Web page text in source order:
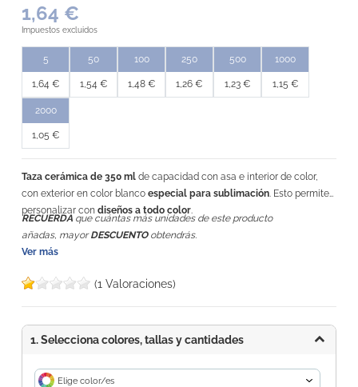
1,64 €
Impuestos excluidos
5
1,64 €
50
1,54 €
100
1,48 €
250
1,26 €
500
1,23 €
1000
1,15 €
2000
1,05 €
Taza cerámica de 350 ml de capacidad con asa e interior de color,
con exterior en color blanco especial para sublimación. Esto permite
personalizar con diseños a todo color.
RECUERDA que cuántas más unidades de este producto
añadas, mayorDESCUENTOobtendrás.
Ver más
(1 Valoraciones)
1. Selecciona colores, tallas y cantidades
Elige color/es